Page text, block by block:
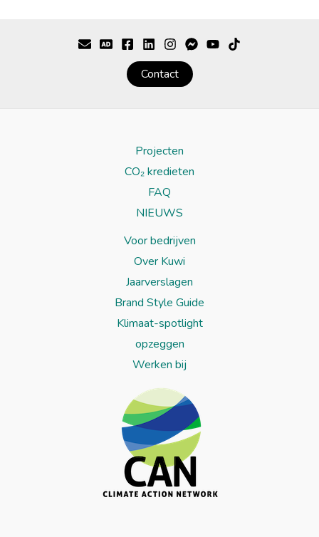
Contact
Projecten
CO₂ kredieten
FAQ
NIEUWS
Voor bedrijven
Over Kuwi
Jaarverslagen
Brand Style Guide
Klimaat-spotlight
opzeggen
Werken bij